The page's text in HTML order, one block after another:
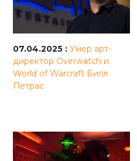
07.04.2025 : Умер арт-
директор Overwatch и
World of Warcraft Билл
Петрас